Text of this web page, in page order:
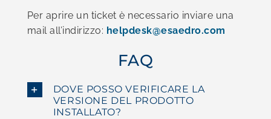
Per aprire un ticket è necessario inviare una
mail all’indirizzo: helpdesk@esaedro.com
FAQ
DOVE POSSO VERIFICARE LA
VERSIONE DEL PRODOTTO
INSTALLATO?